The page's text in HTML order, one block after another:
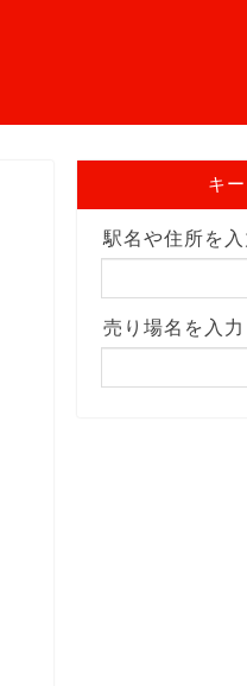
キ
駅名や住所を入
売り場名を入力